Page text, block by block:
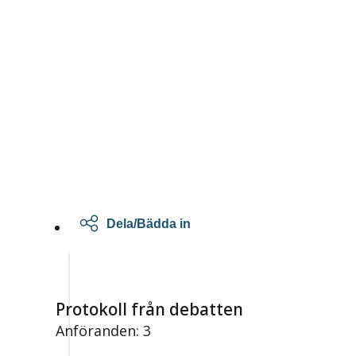
Dela/Bädda in
Protokoll från debatten
Anföranden: 3